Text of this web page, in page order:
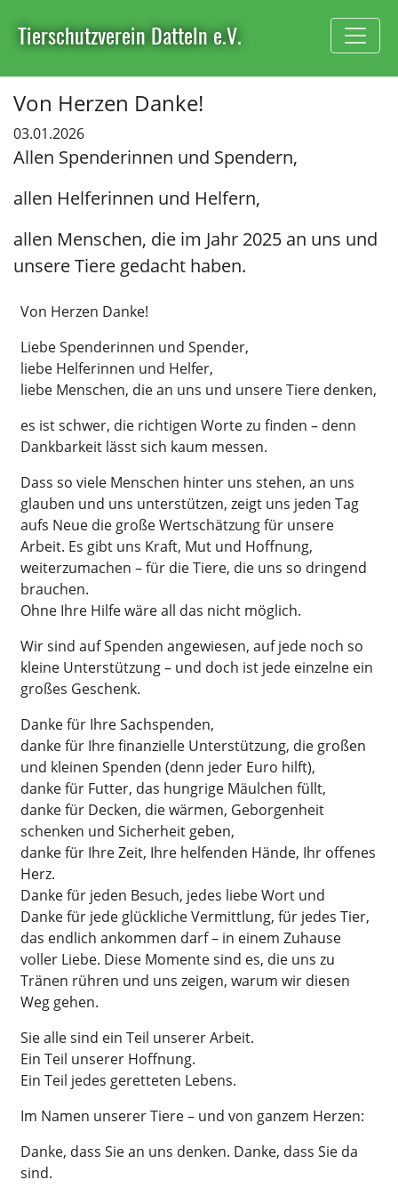
Tierschutzverein Datteln e.V.
Von Herzen Danke!
03.01.2026
Allen Spenderinnen und Spendern,
allen Helferinnen und Helfern,
allen Menschen, die im Jahr 2025 an uns und
unsere Tiere gedacht haben.
Von Herzen Danke!
Liebe Spenderinnen und Spender,
liebe Helferinnen und Helfer,
liebe Menschen, die an uns und unsere Tiere denken,
es ist schwer, die richtigen Worte zu finden – denn
Dankbarkeit lässt sich kaum messen.
Dass so viele Menschen hinter uns stehen, an uns
glauben und uns unterstützen, zeigt uns jeden Tag
aufs Neue die große Wertschätzung für unsere
Arbeit. Es gibt uns Kraft, Mut und Hoffnung,
weiterzumachen – für die Tiere, die uns so dringend
brauchen.
Ohne Ihre Hilfe wäre all das nicht möglich.
Wir sind auf Spenden angewiesen, auf jede noch so
kleine Unterstützung – und doch ist jede einzelne ein
großes Geschenk.
Danke für Ihre Sachspenden,
danke für Ihre finanzielle Unterstützung, die großen
und kleinen Spenden (denn jeder Euro hilft),
danke für Futter, das hungrige Mäulchen füllt,
danke für Decken, die wärmen, Geborgenheit
schenken und Sicherheit geben,
danke für Ihre Zeit, Ihre helfenden Hände, Ihr offenes
Herz.
Danke für jeden Besuch, jedes liebe Wort und
Danke für jede glückliche Vermittlung, für jedes Tier,
das endlich ankommen darf – in einem Zuhause
voller Liebe. Diese Momente sind es, die uns zu
Tränen rühren und uns zeigen, warum wir diesen
Weg gehen.
Sie alle sind ein Teil unserer Arbeit.
Ein Teil unserer Hoffnung.
Ein Teil jedes geretteten Lebens.
Im Namen unserer Tiere – und von ganzem Herzen:
Danke, dass Sie an uns denken. Danke, dass Sie da
sind.